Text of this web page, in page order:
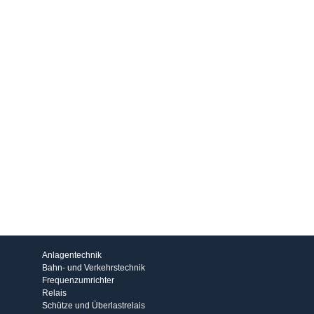
Anlagentechnik
Bahn- und Verkehrstechnik
Frequenzumrichter
Relais
Schütze und Überlastrelais